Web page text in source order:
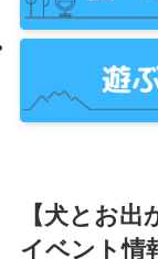
【犬とお
イベント情